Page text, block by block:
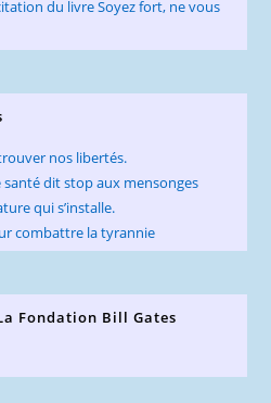
nos libertés.
dit stop aux mensonges
qui s’installe.
combattre la tyrannie
Fondation Bill Gates